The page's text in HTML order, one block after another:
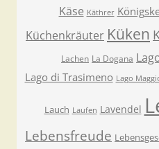
Käse Käthrer
Küchenkräuter Küken
Lachen La Dogana
Lago di Trasimeno Lago
Lauch Laufen Lavendel
Lebensfreude